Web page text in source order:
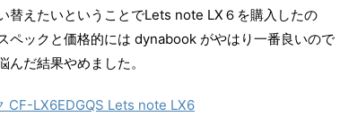
替えたいということでLets note LX６を購入したの
ペックと価格的には dynabook がやはり一番良いので
だ結果やめました。
CF-LX6EDGQS Lets note LX6